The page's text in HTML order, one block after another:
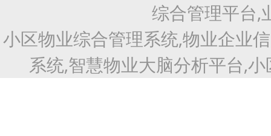
综合管理平台,
小区物业综合管理系统,物业企业
系统,智慧物业大脑分析平台,